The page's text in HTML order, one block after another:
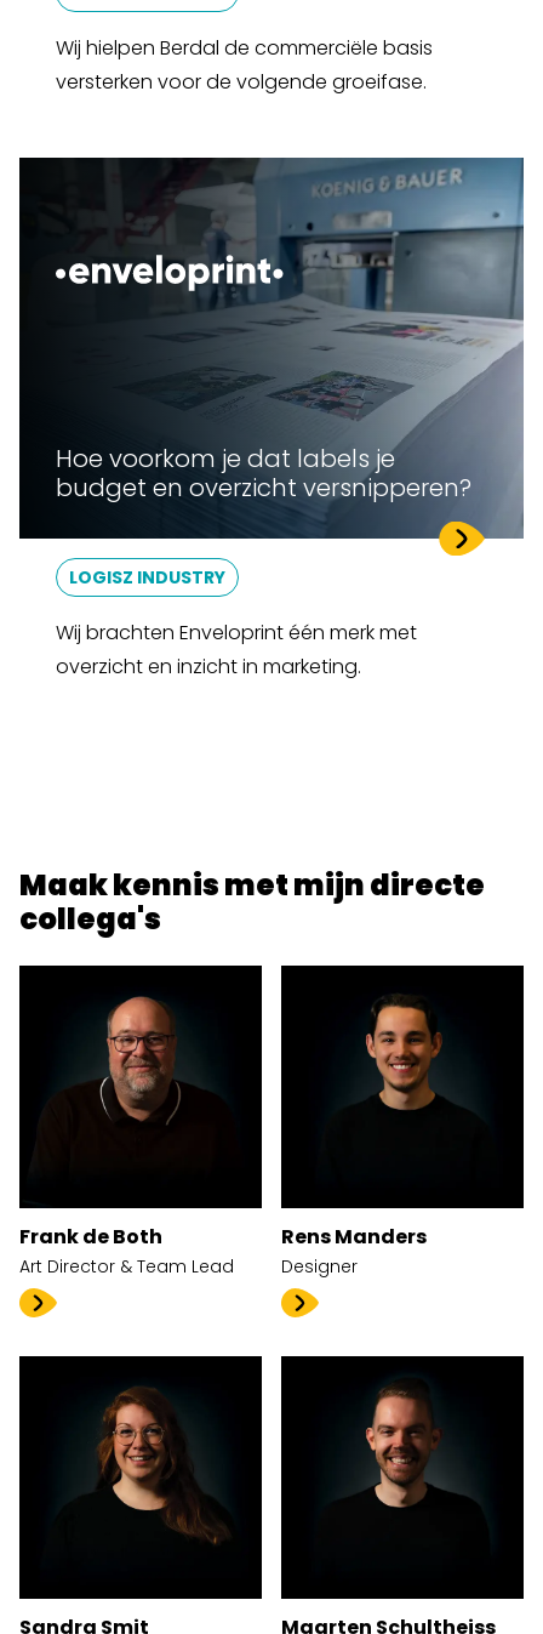
Wij hielpen Berdal de commerciële basis
versterken voor de volgende groeifase.
Hoe voorkom je dat labels je
budget en overzicht versnipperen?
LOGISZ INDUSTRY
Wij brachten Enveloprint één merk met
overzicht en inzicht in marketing.
Maak kennis met mijn directe
collega's
Frank de Both
Art Director & Team Lead
Rens Manders
Designer
Sandra Smit Maarten Schultheiss